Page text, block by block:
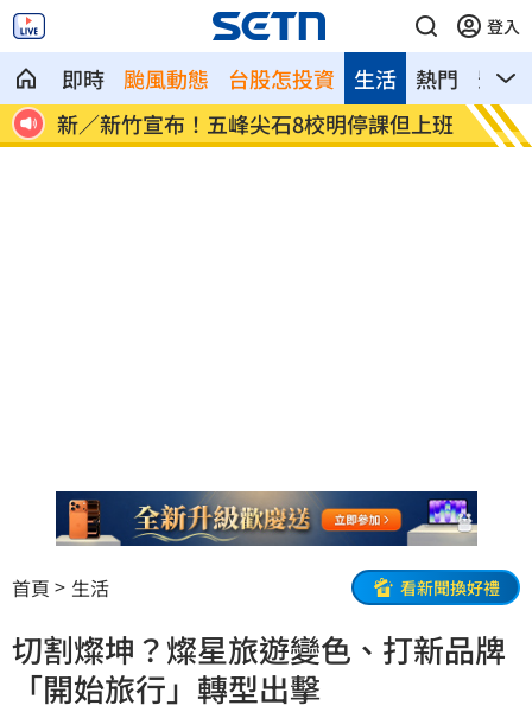
登入
即時 颱風動態 台股怎投資 熱門 影音
生活
班 HIGHLIGHT掀回憶殺 擔心後輩太帥壓力
大
狂冒
病
首頁 生活 看新聞換好禮
切割燦坤？燦星旅遊變色、打新品牌
「開始旅行」轉型出擊